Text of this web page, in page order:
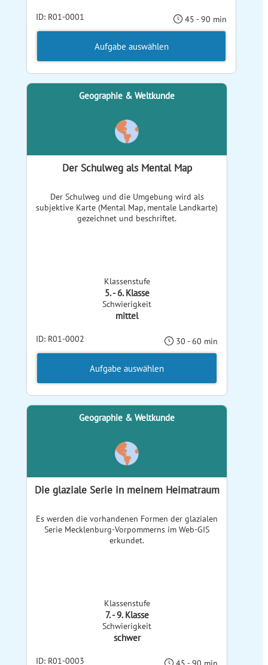
ID: R01-0001 45 - 90 min
Aufgabe auswählen
Geographie & Weltkunde
Der Schulweg als Mental Map
Der Schulweg und die Umgebung wird als
subjektive Karte (Mental Map, mentale Landkarte)
gezeichnet und beschriftet.
Klassenstufe
5. - 6. Klasse
Schwierigkeit
mittel
ID: R01-0002 30 - 60 min
Aufgabe auswählen
Geographie & Weltkunde
Die glaziale Serie in meinem Heimatraum
Es werden die vorhandenen Formen der glazialen
Serie Mecklenburg-Vorpommerns im Web-GIS
erkundet.
Klassenstufe
7. - 9. Klasse
Schwierigkeit
schwer
ID: R01-0003